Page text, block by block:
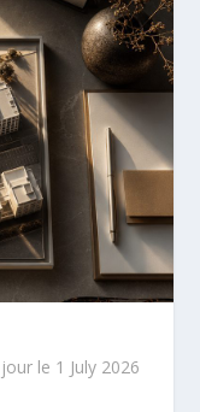
le 1 July 2026